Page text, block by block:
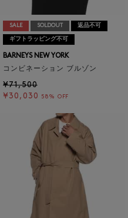
SALE SOLDOUT 返品不可
ギフトラッピング不可
BARNEYS NEW YORK
コンビネーション ブルゾン
¥71,500
¥30,030
58% OFF